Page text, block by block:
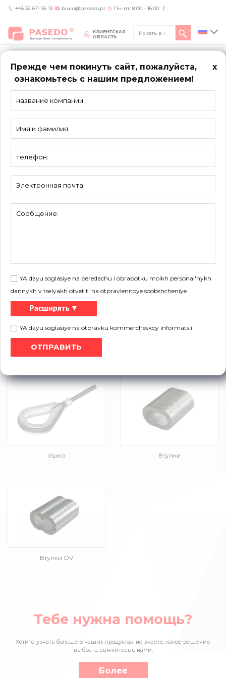
+48 32 671 55 13 biuro@pasedo.pl Пн-пт: 8:00 - 16:00
КЛИЕНТСКАЯ
ОБЛАСТЬ
Прежде чем покинуть сайт, пожалуйста,
ознакомьтесь с нашим предложением!
x
YA dayu soglasiye na peredachu i obrabotku moikh personal'nykh
dannykh v tselyakh otvetit' na otpravlennoye soobshcheniye
Расширять ▼
YA dayu soglasiye na otpravku kommercheskoy informatsii
Home/Продукты/Тросы, втулки, ушка
ТРОСЫ,ВТУЛКИ, УШКА
Стальной трос 6025SN
Ушко Втулки
Втулки OV
Тебе нужна помощь?
Хотите узнать больше о наших продуктах, не знаете, какое решение
выбрать, свяжитесь с нами.
Более